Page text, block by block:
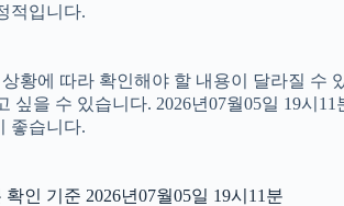
적입니다.
황에 따라 확인해야 할 내용이 달라질 수
싶을 수 있습니다. 2026년07월05일 19시
좋습니다.
인 기준 2026년07월05일 19시11분